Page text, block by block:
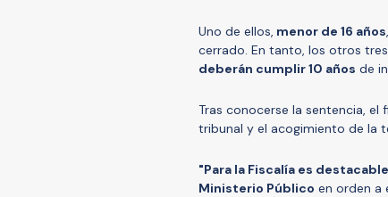
Uno de ellos, menor de 16 años
cerrado. En tanto, los otros
deberán cumplir 10 años de
Tras conocerse la sentencia, el
tribunal y el acogimiento de la
"Para la Fiscalía es
Ministerio Público en orden a